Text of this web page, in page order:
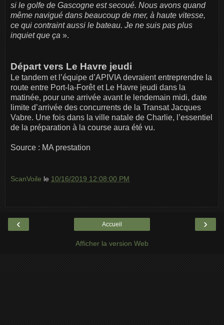
si le golfe de Gascogne est secoué. Nous avons quand
même navigué dans beaucoup de mer, à haute vitesse,
ce qui contraint aussi le bateau. Je ne suis pas plus
inquiet que ça ».
Départ vers Le Havre jeudi
Le tandem et l’équipe d’APIVIA devraient entreprendre la
route entre Port-la-Forêt et Le Havre jeudi dans la
matinée, pour une arrivée avant le lendemain midi, date
limite d’arrivée des concurrents de la Transat Jacques
Vabre. Une fois dans la ville natale de Charlie, l’essentiel
de la préparation à la course aura été vu.
Source : MA prestation
ScanVoile le 10/16/2019 12:08:00 PM
‹ ›
Accueil
Afficher la version Web